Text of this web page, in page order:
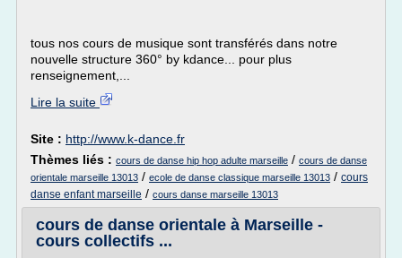
tous nos cours de musique sont transférés dans notre
nouvelle structure 360° by kdance... pour plus
renseignement,...
Lire la suite
Site : http://www.k-dance.fr
Thèmes liés : cours de danse hip hop adulte marseille / cours de danse
orientale marseille 13013 / ecole de danse classique marseille 13013 / cours
danse enfant marseille / cours danse marseille 13013
cours de danse orientale à Marseille -
cours collectifs ...